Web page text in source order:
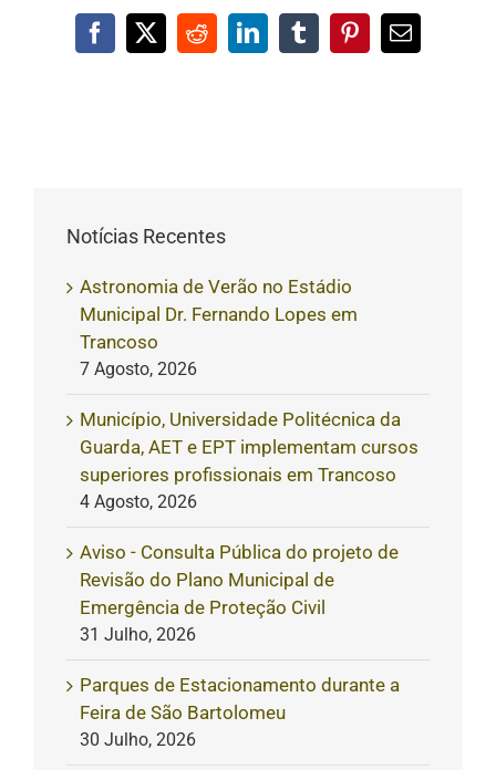
Facebook
X RedditLinkedInTumblrPinterestEmail
Notícias Recentes
Astronomia de Verão no Estádio
Municipal Dr. Fernando Lopes em
Trancoso
7 Agosto, 2026
Município, Universidade Politécnica da
Guarda, AET e EPT implementam cursos
superiores profissionais em Trancoso
4 Agosto, 2026
Aviso - Consulta Pública do projeto de
Revisão do Plano Municipal de
Emergência de Proteção Civil
31 Julho, 2026
Parques de Estacionamento durante a
Feira de São Bartolomeu
30 Julho, 2026